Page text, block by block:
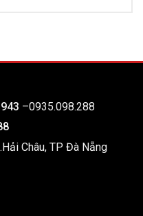
–0935.098.288
Châu, TP Đà Nẵng